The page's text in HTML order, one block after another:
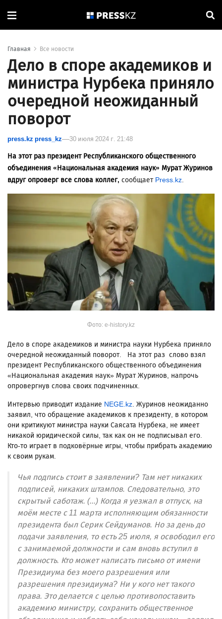
Главная Все новости
Дело в споре академиков и
министра Нурбека приняло
очередной неожиданный
поворот
press.kz press_kz 30 июля 2024 г. 21:48
На этот раз президент Республиканского общественного
объединения «Национальная академия наук» Мурат Журинов
вдруг опроверг все слова коллег, сообщает Press.kz.
Фото: e-history.kz
Дело в споре академиков и министра науки Нурбека приняло
очередной неожиданный поворот. На этот раз слово взял
президент Республиканского общественного объединения
«Национальная академия наук» Мурат Журинов, напрочь
опровергнув слова своих подчиненных.
Интервью приводит издание NEGE.kz. Журинов неожиданно
заявил, что обращение академиков к президенту, в котором
они критикуют министра науки Саясата Нурбека, не имеет
никакой юридической силы, так как он не подписывал его.
Кто-то играет в подковёрные игры, чтобы прибрать академию
к своим рукам.
Чья подпись стоит в заявлении? Там нет никаких
подписей, никаких штампов. Следовательно, это
скрытый саботаж. (...) Когда я уезжал в отпуск, на
моём месте с 11 марта исполняющим обязанности
президента был Серик Сейдуманов. Но за день до
подачи заявления, то есть 25 июля, я освободил его
с занимаемой должности и сам вновь вступил в
должность. Кто может написать письмо от имени
Президиума без моего разрешения или
разрешения президиума? Ни у кого нет такого
права. Это делается с целью противопоставить
академию министру, сохранить общественное